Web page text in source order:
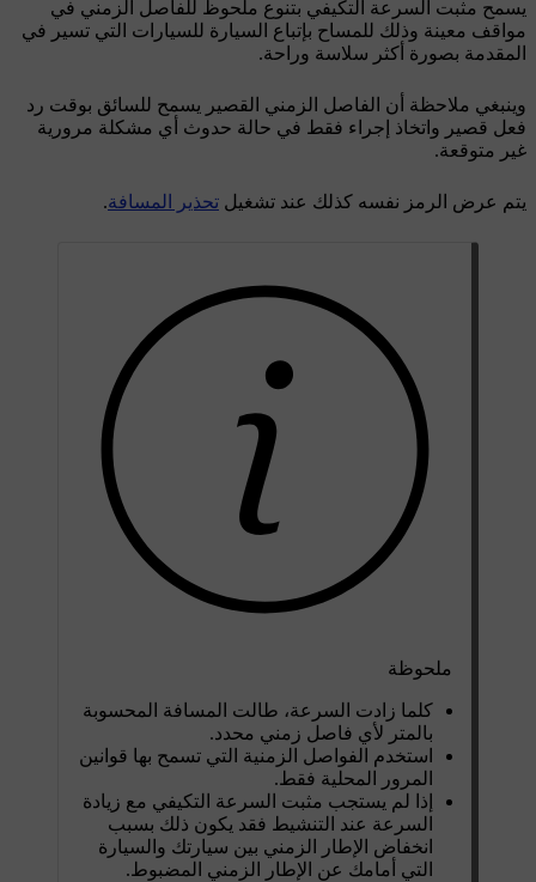
يسمح مثبت السرعة التكيفي بتنوع ملحوظ للفاصل الزمني في
مواقف معينة وذلك للمساح بإتباع السيارة للسيارات التي تسير في
المقدمة بصورة أكثر سلاسة وراحة.
وينبغي ملاحظة أن الفاصل الزمني القصير يسمح للسائق بوقت رد
فعل قصير واتخاذ إجراء فقط في حالة حدوث أي مشكلة مرورية
غير متوقعة.
يتم عرض الرمز نفسه كذلك عند تشغيل تحذير المسافة.
ملحوظة
كلما زادت السرعة، طالت المسافة المحسوبة
بالمتر لأي فاصل زمني محدد.
استخدم الفواصل الزمنية التي تسمح بها قوانين
المرور المحلية فقط.
إذا لم يستجب مثبت السرعة التكيفي مع زيادة
السرعة عند التنشيط فقد يكون ذلك بسبب
انخفاض الإطار الزمني بين سيارتك والسيارة
التي أمامك عن الإطار الزمني المضبوط.